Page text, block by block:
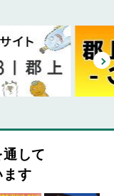
して
ます